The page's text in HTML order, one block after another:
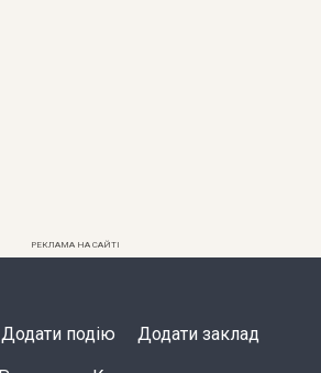
РЕКЛАМА НА САЙТІ
Додати подію Додати заклад